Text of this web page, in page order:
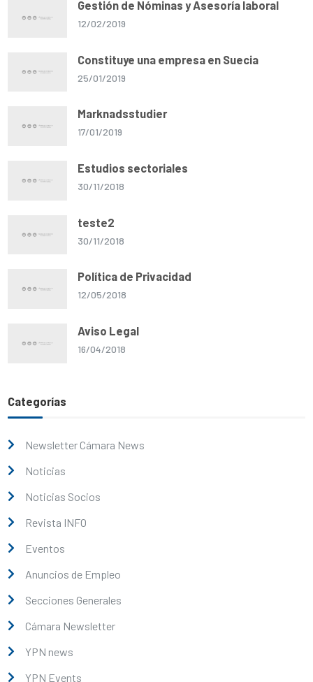
Gestión de Nóminas y Asesoría laboral
12/02/2019
Constituye una empresa en Suecia
25/01/2019
Marknadsstudier
17/01/2019
Estudios sectoriales
30/11/2018
teste2
30/11/2018
Política de Privacidad
12/05/2018
Aviso Legal
16/04/2018
Categorías
Newsletter Cámara News
Noticias
Noticias Socios
Revista INFO
Eventos
Anuncios de Empleo
Secciones Generales
Cámara Newsletter
YPN news
YPN Events